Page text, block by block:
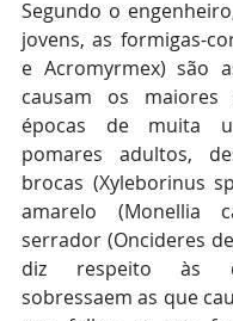
Segundo o
jovens, as formigas-
e Acromyrmex) são
causam os maiores
épocas de muita
pomares adultos,
brocas (Xyleborinus
amarelo (Monellia
serrador (Oncideres
diz respeito às
sobressaem as que